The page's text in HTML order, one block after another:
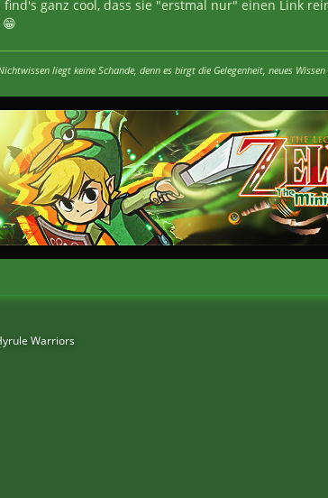
Warriors
find's ganz cool, dass sie "erstmal nur" einen Link
liegt keine Schande, denn es birgt die Gelegenheit, neues